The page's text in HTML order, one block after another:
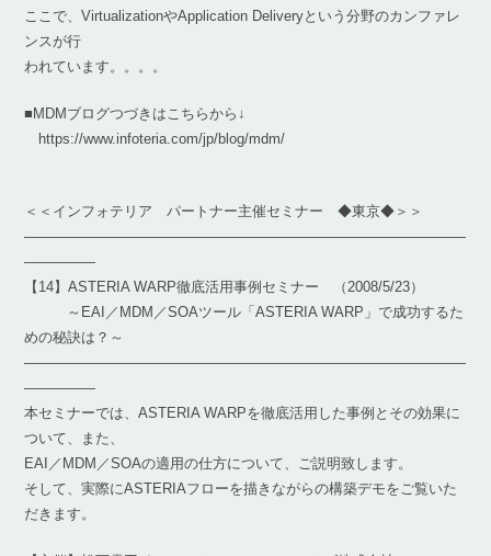
ここで、VirtualizationやApplication Deliveryという分野のカンファレ
ンスが行
われています。。。。
■MDMブログつづきはこちらから↓
https://www.infoteria.com/jp/blog/mdm/
＜＜インフォテリア パートナー主催セミナー ◆東京◆＞＞
―――――――――――――――――――――――――――――――
―――――
【14】ASTERIA WARP徹底活用事例セミナー （2008/5/23）
～EAI／MDM／SOAツール「ASTERIA WARP」で成功するた
めの秘訣は？～
―――――――――――――――――――――――――――――――
―――――
本セミナーでは、ASTERIA WARPを徹底活用した事例とその効果に
ついて、また、
EAI／MDM／SOAの適用の仕方について、ご説明致します。
そして、実際にASTERIAフローを描きながらの構築デモをご覧いた
だきます。